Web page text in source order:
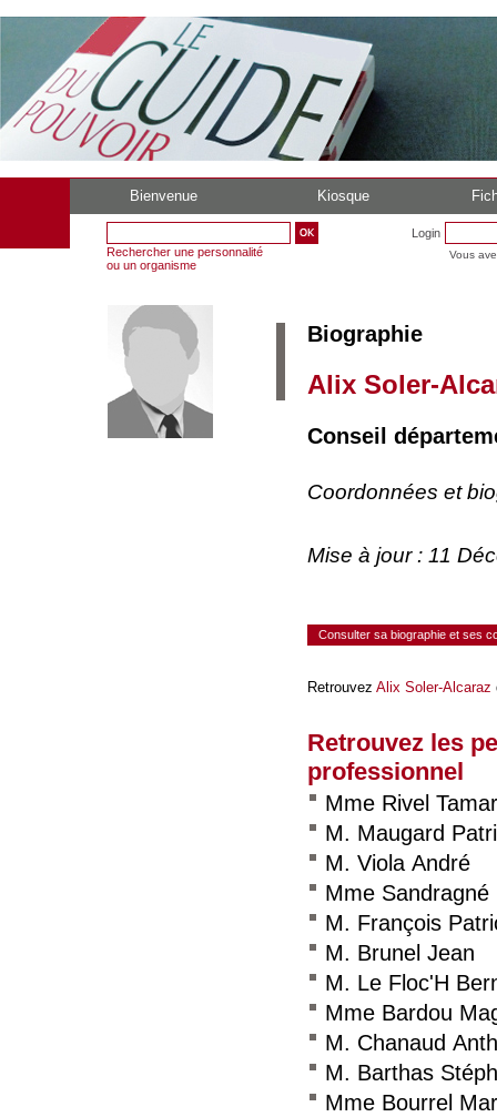
Bienvenue Kiosque
Rechercher une personnalité
ou un organisme
Login
Vous
Biographie
Alix Soler-
Conseil
Coordonnées et
Mise à jour : 11
Consulter sa biographie et ses
Retrouvez Alix Soler-Alcaraz
Retrouvez les
professionnel
Mme Rivel
M. Maugard
M. Viola André
Mme Sandragné
M. François
M. Brunel Jean
M. Le Floc'H
Mme Bardou
M. Chanaud
M. Barthas
Mme Bourrel